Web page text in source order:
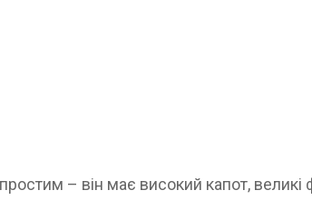
– він має високий капот, великі